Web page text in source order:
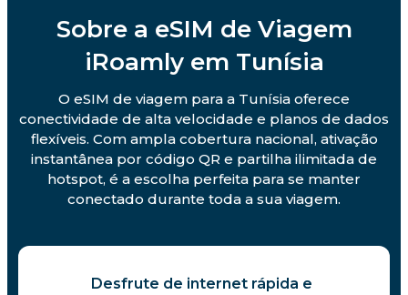
Sobre a eSIM de Viagem
iRoamly em Tunísia
O eSIM de viagem para a Tunísia oferece
conectividade de alta velocidade e planos de dados
flexíveis. Com ampla cobertura nacional, ativação
instantânea por código QR e partilha ilimitada de
hotspot, é a escolha perfeita para se manter
conectado durante toda a sua viagem.
Desfrute de internet rápida e